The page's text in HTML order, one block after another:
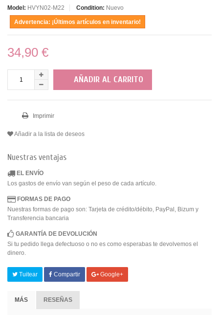
Model: HVYN02-M22 Condition: Nuevo
Advertencia: ¡Últimos artículos en inventario!
34,90 €
AÑADIR AL CARRITO
Imprimir
Añadir a la lista de deseos
Nuestras ventajas
EL ENVÍO
Los gastos de envío van según el peso de cada artículo.
FORMAS DE PAGO
Nuestras formas de pago son: Tarjeta de crédito/débito, PayPal, Bizum y
Transferencia bancaria
GARANTÍA DE DEVOLUCIÓN
Si tu pedido llega defectuoso o no es como esperabas te devolvemos el
dinero.
Tuitear Compartir Google+
MÁS RESEÑAS